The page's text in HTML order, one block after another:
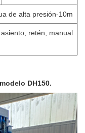
de alta presión-10m
retén, manual
DH150.